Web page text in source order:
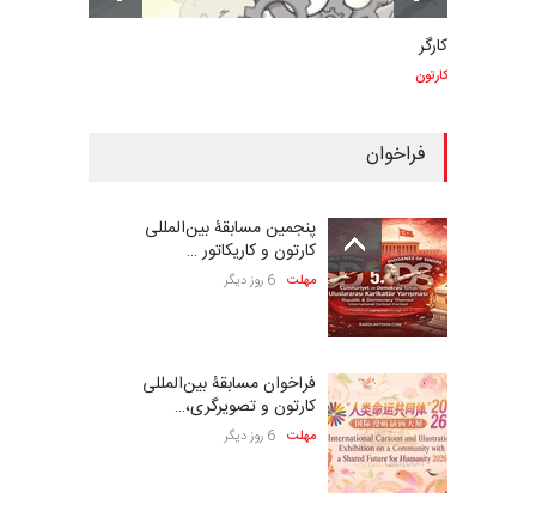
کارگر
کارتون
فراخوان
پنجمین مسابقۀ بین‌المللی
کارتون و کاریکاتور …
مهلت 6 روز دیگر
فراخوان مسابقۀ بین‌المللی
کارتون و تصویرگری،…
مهلت 6 روز دیگر